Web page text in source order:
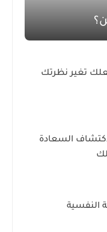
تغير نظرتك
السعادة
النفسية